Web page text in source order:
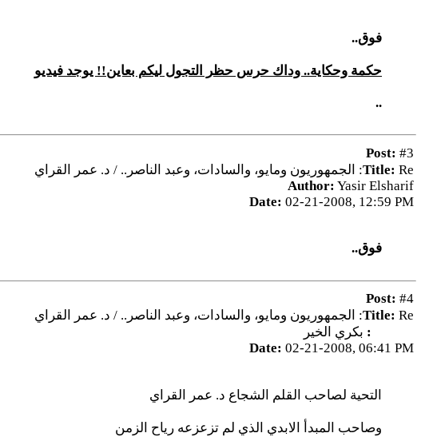
فوق..
حكمة وحكاية.. وداك حرس حظر التجول ليكم بعاين!! يوجد فيديو
..
Post: #3
Title: Re: الجمهوريون ومايو، والسادات، وعبد الناصر.. / د. عمر القراي
Author: Yasir Elsharif
Date: 02-21-2008, 12:59 PM
فوق..
Post: #4
Title: Re: الجمهوريون ومايو، والسادات، وعبد الناصر.. / د. عمر القراي
بكري الخير
Date: 02-21-2008, 06:41 PM
التحية لصاحب القلم الشجاع د. عمر القراي
وصاحب المبدأ الابدي الذي لم تزعزعه رياح الزمن